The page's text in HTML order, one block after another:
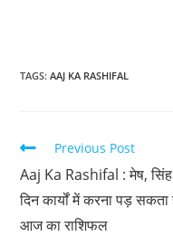
TAGS:AAJ KA RASHIFAL
Previous Post
Aaj Ka Rashifal : मेष,
दिन कार्यों में करना पड़
आज का राशिफल